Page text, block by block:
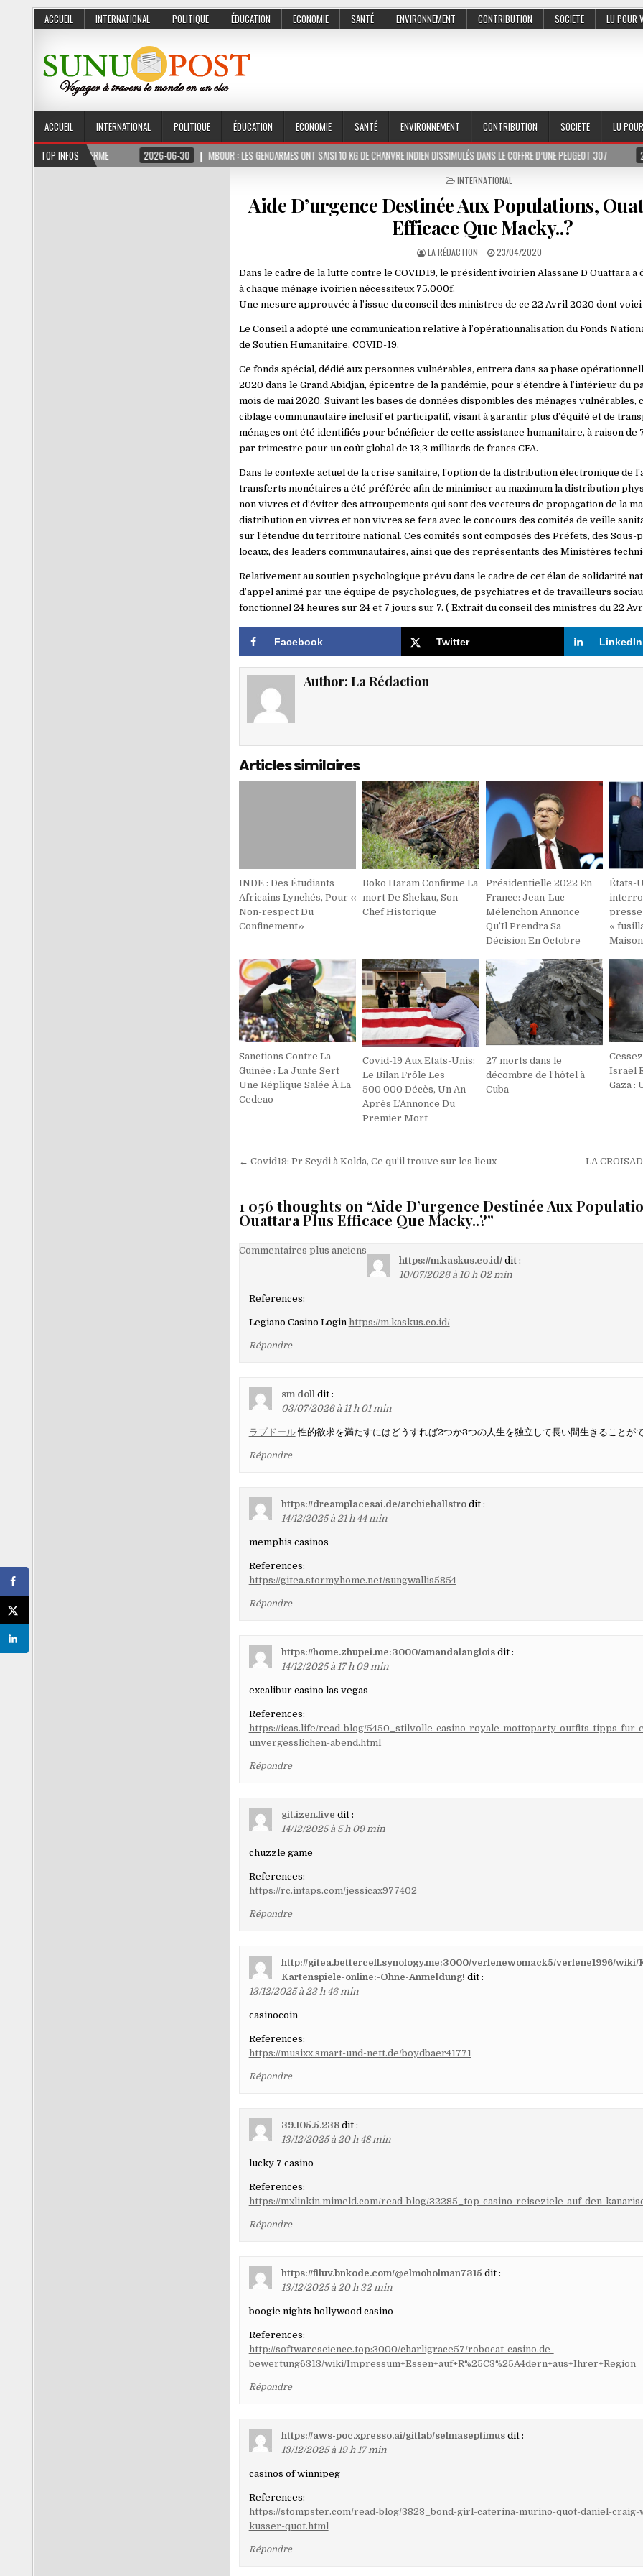
ACCUEIL INTERNATIONAL POLITIQUE ÉDUCATION ECONOMIE SANTÉ ENVIRONNEMENT CONTRIBUTION SOCIETE LU POUR
ACCUEIL INTERNATIONAL POLITIQUE ÉDUCATION ECONOMIE SANTÉ ENVIRONNEMENT CONTRIBUTION SOCIETE LU
TOP INFOS
MOIS FERME 2026-06-30 MBOUR : LES GENDARMES ONT SAISI 10 KG DE CHANVRE INDIEN DISSIMULÉS DANS LE COFFRE D’UNE PEUGEOT 307 2026-07-01
POSTED
INTERNATIONAL
Aide D’urgence Destinée Aux Populations,
Efficace Que Macky..?
LA RÉDACTION 23/04/2020
Dans le cadre de la lutte contre le COVID19, le président ivoirien Alassane D Ouattara a
à chaque ménage ivoirien nécessiteux 75.000f.
Une mesure approuvée à l’issue du conseil des ministres de ce 22 Avril 2020 dont
Le Conseil a adopté une communication relative à l’opérationnalisation du Fonds
de Soutien Humanitaire, COVID-19.
Ce fonds spécial, dédié aux personnes vulnérables, entrera dans sa phase
2020 dans le Grand Abidjan, épicentre de la pandémie, pour s’étendre à l’intérieur du
mois de mai 2020. Suivant les bases de données disponibles des ménages vulnérables,
ciblage communautaire inclusif et participatif, visant à garantir plus d’équité et de
ménages ont été identifiés pour bénéficier de cette assistance humanitaire, à raison de
par trimestre pour un coût global de 13,3 milliards de francs CFA.
Dans le contexte actuel de la crise sanitaire, l’option de la distribution électronique de
transferts monétaires a été préférée afin de minimiser au maximum la distribution
non vivres et d’éviter des attroupements qui sont des vecteurs de propagation de la
distribution en vivres et non vivres se fera avec le concours des comités de veille
sur l’étendue du territoire national. Ces comités sont composés des Préfets, des Sous-
locaux, des leaders communautaires, ainsi que des représentants des Ministères
Relativement au soutien psychologique prévu dans le cadre de cet élan de solidarité
d’appel animé par une équipe de psychologues, de psychiatres et de travailleurs
fonctionnel 24 heures sur 24 et 7 jours sur 7. ( Extrait du conseil des ministres du 22
Facebook Twitter LinkedIn
Author: La Rédaction
Articles similaires
INDE : Des Étudiants
Africains Lynchés, Pour ‹‹
Non-respect Du
Confinement››
Boko Haram Confirme La
mort De Shekau, Son
Chef Historique
Présidentielle 2022 En
France: Jean-Luc
Mélenchon Annonce
Qu’Il Prendra Sa
Décision En Octobre
États-
«
Sanctions Contre La
Guinée : La Junte Sert
Une Réplique Salée À La
Cedeao
Covid-19 Aux Etats-Unis:
Le Bilan Frôle Les
500 000 Décès, Un An
Après L’Annonce Du
Premier Mort
27 morts dans le
décombre de l’hôtel à
Cuba
Israël
Gaza :
Navigation
l’article
← Covid19: Pr Seydi à Kolda, Ce qu’il trouve sur les lieux LA
1 056 thoughts on “Aide D’urgence Destinée Aux
Ouattara Plus Efficace Que Macky..?”
Navigation
les
commentaires
Commentaires plus anciens
https://m.kaskus.co.id/ dit :
10/07/2026 à 10 h 02 min
References:
Legiano Casino Login https://m.kaskus.co.id/
Répondre
sm doll dit :
03/07/2026 à 11 h 01 min
ラブドール性的欲求を満たすにはどうすれば2つか3つの人生を独立して長い間生きることが
Répondre
https://dreamplacesai.de/archiehallstro dit :
14/12/2025 à 21 h 44 min
memphis casinos
References:
https://gitea.stormyhome.net/sungwallis5854
Répondre
https://home.zhupei.me:3000/amandalanglois dit :
14/12/2025 à 17 h 09 min
excalibur casino las vegas
References:
https://icas.life/read-blog/5450_stilvolle-casino-royale-mottoparty-outfits-tipps-fur-
unvergesslichen-abend.html
Répondre
git.izen.live dit :
14/12/2025 à 5 h 09 min
chuzzle game
References:
https://rc.intaps.com/jessicax977402
Répondre
http://gitea.bettercell.synology.me:3000/verlenewomack5/verlene1996/wiki/
Kartenspiele-online:-Ohne-Anmeldung! dit :
13/12/2025 à 23 h 46 min
casinocoin
References:
https://musixx.smart-und-nett.de/boydbaer41771
Répondre
39.105.5.238 dit :
13/12/2025 à 20 h 48 min
lucky 7 casino
References:
https://mxlinkin.mimeld.com/read-blog/32285_top-casino-reiseziele-auf-den-
Répondre
https://filuv.bnkode.com/@elmoholman7315 dit :
13/12/2025 à 20 h 32 min
boogie nights hollywood casino
References:
http://softwarescience.top:3000/charligrace57/robocat-casino.de-
bewertung6313/wiki/Impressum+Essen+auf+R%25C3%25A4dern+aus+Ihrer+Region
Répondre
https://aws-poc.xpresso.ai/gitlab/selmaseptimus dit :
13/12/2025 à 19 h 17 min
casinos of winnipeg
References:
https://stompster.com/read-blog/3823_bond-girl-caterina-murino-quot-daniel-
kusser-quot.html
Répondre